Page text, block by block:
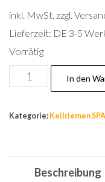
inkl. MwSt. zzgl.
Lieferzeit: DE 3-5
Vorrätig
Nr.19,
12,7
1499
Li:1499,
In den
Kategorie: Keilriemen
Beschreibung